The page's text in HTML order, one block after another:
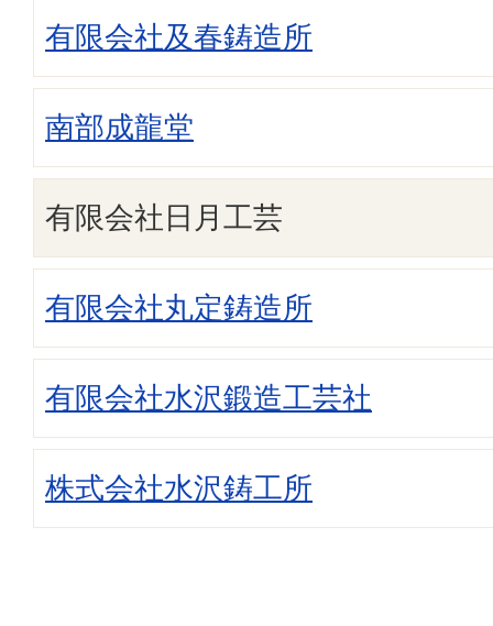
有限会社及春鋳造所
南部成龍堂
有限会社日月工芸
有限会社丸定鋳造所
有限会社水沢鍛造工芸社
株式会社水沢鋳工所